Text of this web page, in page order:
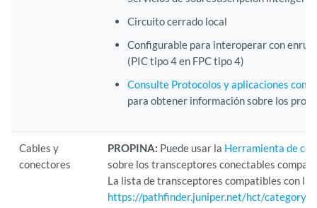
Circuito cerrado local
Configurable para interoperar con
(PIC tipo 4 en FPC tipo 4)
Consulte Protocolos y aplicaciones
para obtener información sobre los
Cables y
conectores
PROPINA: Puede usar la Herramienta de
sobre los transceptores conectables
La lista de transceptores compatibles con la
https://pathfinder.juniper.net/hct/category/